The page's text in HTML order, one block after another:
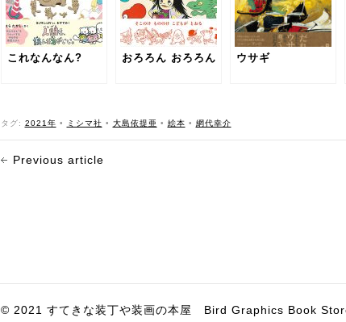
これなんなん? おろろん おろろん ウサギ
タグ: 2021年 • ミシマ社 • 大島依提亜 • 絵本 • 網代幸介
Previous article
© 2021 すてきな装丁や装画の本屋 Bird Graphics Book